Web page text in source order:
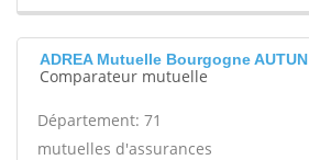
ADREA Mutuelle Bourgogne AUTUN
Comparateur mutuelle
Département: 71
mutuelles d'assurances